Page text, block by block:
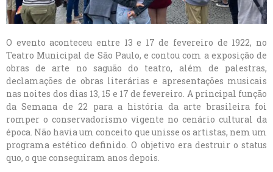
O evento aconteceu entre 13 e 17 de fevereiro de 1922, no
Teatro Municipal de São Paulo, e contou com a exposição de
obras de arte no saguão do teatro, além de palestras,
declamações de obras literárias e apresentações musicais
nas noites dos dias 13, 15 e 17 de fevereiro. A principal função
da Semana de 22 para a história da arte brasileira foi
romper o conservadorismo vigente no cenário cultural da
época. Não havia um conceito que unisse os artistas, nem um
programa estético definido. O objetivo era destruir o status
quo, o que conseguiram anos depois.